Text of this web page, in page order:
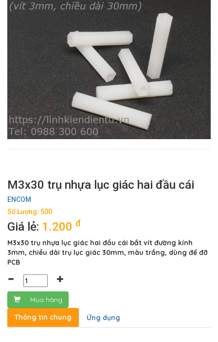
M3x30 trụ nhựa lục giác hai đầu cái
ENCOM
Số Lượng: 500
Giá lẻ: 1.200 đ
M3x30 trụ nhựa lục giác hai đầu cái bắt vít đường kính
3mm, chiều dài trụ lục giác 30mm, màu trắng, dùng để đỡ
PCB
Mua hàng
Thông tin chung
Ứng dụng